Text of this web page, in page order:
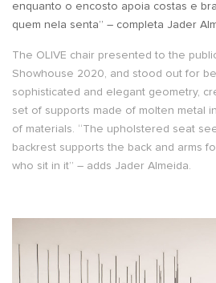
enquanto o encosto apoia costas e
quem nela senta” – completa Jader
The OLIVE chair presented to the
Showhouse 2020, and stood out for
sophisticated and elegant geometry,
set of supports made of molten metal
of materials. “The upholstered seat
backrest supports the back and arms
who sit in it” – adds Jader Almeida.